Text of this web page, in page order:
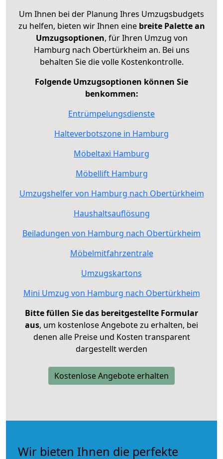
Um Ihnen bei der Planung Ihres Umzugsbudgets
zu helfen, bieten wir Ihnen eine breite Palette an
Umzugsoptionen, für Ihren Umzug von
Hamburg nach Obertürkheim an. Bei uns
behalten Sie die volle Kostenkontrolle.
Folgende Umzugsoptionen können Sie
benkommen:
Entrümpelungsdienste
Halteverbotszone in Hamburg
Möbeltaxi Hamburg
Möbellift Hamburg
Umzugshelfer von Hamburg nach Obertürkheim
Haushaltsauflösung
Beiladungen von Hamburg nach Obertürkheim
Möbelmitfahrzentrale
Umzugskartons
Mini Umzug von Hamburg nach Obertürkheim
Bitte füllen Sie das bereitgestellte Formular
aus, um kostenlose Angebote zu erhalten, bei
denen alle Preise und Kosten transparent
dargestellt werden
Kostenlose Angebote erhalten
Wir bieten Ihnen die perfekte